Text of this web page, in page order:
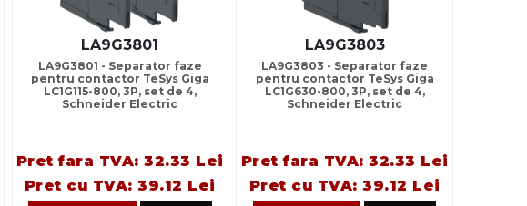
LA9G3801
LA9G3801 - Separator faze
pentru contactor TeSys Giga
LC1G115-800, 3P, set de 4,
Schneider Electric
Pret fara TVA: 32.33 Lei
Pret cu TVA: 39.12 Lei
LA9G3803
LA9G3803 - Separator faze
pentru contactor TeSys Giga
LC1G630-800, 3P, set de 4,
Schneider Electric
Pret fara TVA: 32.33 Lei
Pret cu TVA: 39.12 Lei